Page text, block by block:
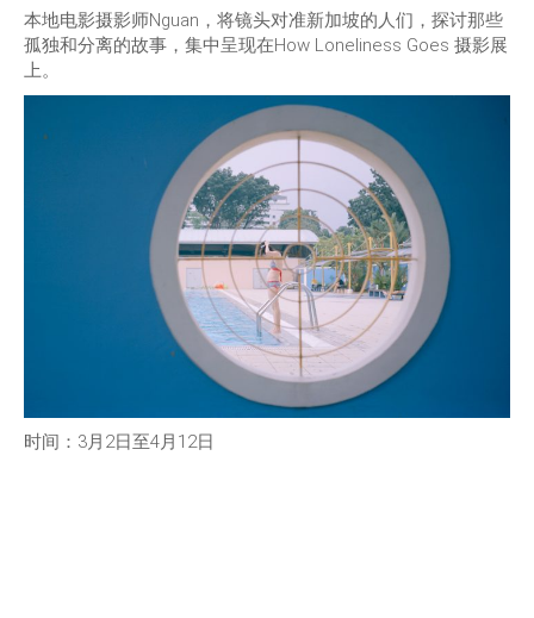
本地电影摄影师Nguan，将镜头对准新加坡的人们，探讨那些
孤独和分离的故事，集中呈现在How Loneliness Goes 摄影展
上。
时间：3月2日至4月12日